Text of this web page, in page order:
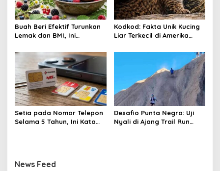
Buah Beri Efektif Turunkan
Lemak dan BMI, Ini
Kodkod: Fakta Unik Kucing
Liar Terkecil di Amerika
Setia pada Nomor Telepon
Selama 5 Tahun, Ini Kata
Desafio Punta Negra: Uji
Nyali di Ajang Trail Run
News Feed